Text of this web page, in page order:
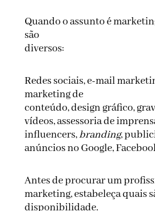
Quando o assunto é
são
diversos:
Redes sociais, e-mail
marketing de
conteúdo, design gráfico,
vídeos, assessoria de
influencers,branding,
anúncios no Google,
Antes de procurar um
marketing, estabeleça quais
disponibilidade.